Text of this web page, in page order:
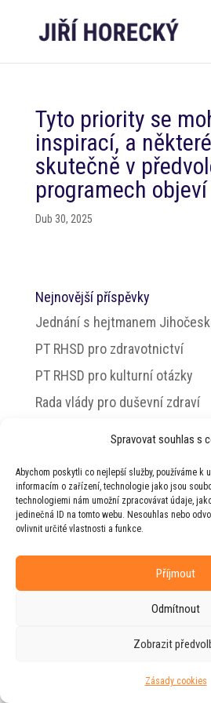
Spravovat souhlas s
Abychom poskytli co nejlepší služby, používáme k
informacím o zařízení, technologie jako jsou
technologiemi nám umožní zpracovávat údaje,
jedinečná ID na tomto webu. Nesouhlas nebo
ovlivnit určité vlastnosti a funkce.
Příjmout
Odmítnout
Zobrazit
Zásady cookies
Tyto priority se
inspirací, a
skutečně v
programech objeví
Dub 30, 2025
Nejnovější příspěvky
Jednání s hejtmanem
PT RHSD pro zdravotnictví
PT RHSD pro kulturní otázky
Rada vlády pro duševní zdraví
© 2026 Jiří Horecký –
Horeckého
Web vytvořila firma